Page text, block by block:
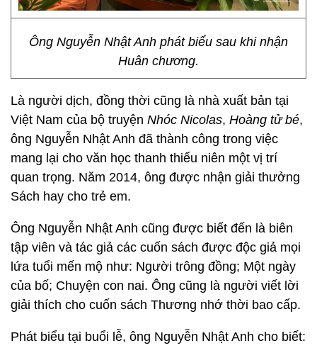
Ông Nguyễn Nhật Anh phát biểu sau khi nhận
Huân chương.
Là người dịch, đồng thời cũng là nhà xuất bản tại
Việt Nam của bộ truyện Nhóc Nicolas, Hoàng tử bé,
ông Nguyễn Nhật Anh đã thành công trong việc
mang lại cho văn học thanh thiếu niên một vị trí
quan trọng. Năm 2014, ông được nhận giải thưởng
Sách hay cho trẻ em.
Ông Nguyễn Nhật Anh cũng được biết đến là biên
tập viên và tác giả các cuốn sách được độc giả mọi
lứa tuổi mến mộ như: Người trông đồng; Một ngày
của bố; Chuyện con nai. Ông cũng là người viết lời
giải thích cho cuốn sách Thương nhớ thời bao cấp.
Phát biểu tại buổi lễ, ông Nguyễn Nhật Anh cho biết: